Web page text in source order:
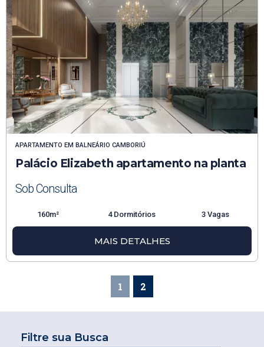
Filtre sua Busca
APARTAMENTO EM BALNEÁRIO CAMBORIÚ
Palácio Elizabeth apartamento na planta
Sob Consulta
160m² 4 Dormitórios 3 Vagas
MAIS DETALHES
1 2